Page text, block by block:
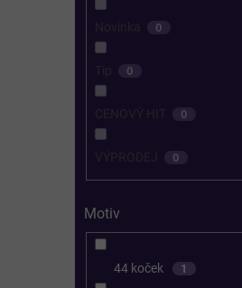
0
0
0
0
Motiv
44 koček 1